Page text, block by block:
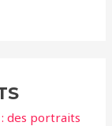
des portraits